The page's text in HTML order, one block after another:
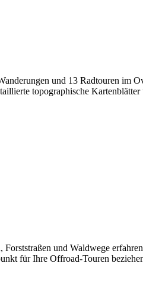
und 13 Radtouren im
topographische
und Waldwege
für Ihre Offroad-Touren